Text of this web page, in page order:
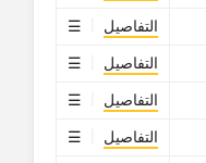
التفاصيل
التفاصيل
التفاصيل
التفاصيل